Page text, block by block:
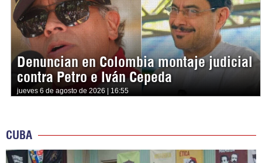
Denuncian en Colombia montaje judicial
contra Petro e Iván Cepeda
jueves 6 de agosto de 2026 | 16:55
CUBA